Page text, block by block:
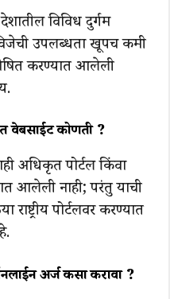
विविध दुर्गम
उपलब्धता खूपच कमी
करण्यात आलेली
वेबसाईट कोणती ?
अधिकृत पोर्टल किंवा
आलेली नाही; परंतु याची
राष्ट्रीय पोर्टलवर करण्यात
अर्ज कसा करावा ?